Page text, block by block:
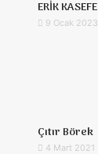
ERİK KASEFE
9 Ocak 2023
Çıtır Börek
4 Mart 2021